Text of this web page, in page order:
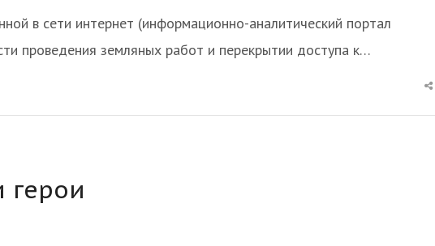
в сети интернет (информационно-аналитический портал
проведения земляных работ и перекрытии доступа к…
герои